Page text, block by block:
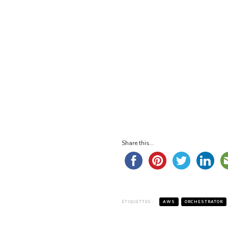
Share this...
ÉTIQUETTES : AWS ORCHESTRATOR